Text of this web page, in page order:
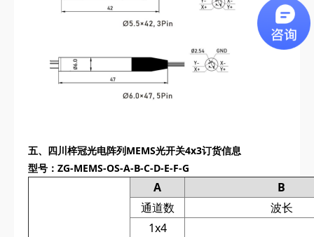
五、 四川梓冠光电阵列MEMS光开关4x3订货信息
型号：ZG-MEMS-OS-A-B-C-D-E-F-G
A
B
通道数
波长
1x4